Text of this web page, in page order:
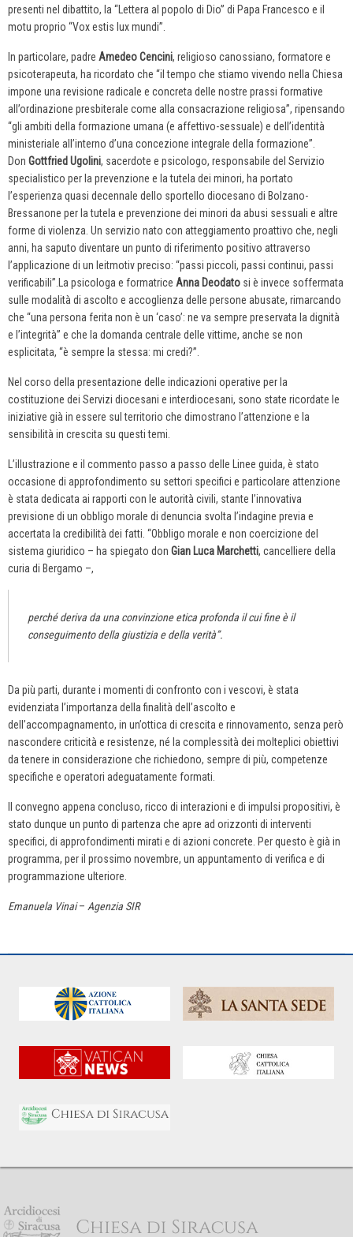
presenti nel dibattito, la “Lettera al popolo di Dio” di Papa Francesco e il
motu proprio “Vox estis lux mundi”.
In particolare, padre Amedeo Cencini, religioso canossiano, formatore e
psicoterapeuta, ha ricordato che “il tempo che stiamo vivendo nella Chiesa
impone una revisione radicale e concreta delle nostre prassi formative
all’ordinazione presbiterale come alla consacrazione religiosa”, ripensando
“gli ambiti della formazione umana (e affettivo-sessuale) e dell’identità
ministeriale all’interno d’una concezione integrale della formazione”.
Don Gottfried Ugolini, sacerdote e psicologo, responsabile del Servizio
specialistico per la prevenzione e la tutela dei minori, ha portato
l’esperienza quasi decennale dello sportello diocesano di Bolzano-
Bressanone per la tutela e prevenzione dei minori da abusi sessuali e altre
forme di violenza. Un servizio nato con atteggiamento proattivo che, negli
anni, ha saputo diventare un punto di riferimento positivo attraverso
l’applicazione di un leitmotiv preciso: “passi piccoli, passi continui, passi
verificabili”.La psicologa e formatrice Anna Deodato si è invece soffermata
sulle modalità di ascolto e accoglienza delle persone abusate, rimarcando
che “una persona ferita non è un ‘caso’: ne va sempre preservata la dignità
e l’integrità” e che la domanda centrale delle vittime, anche se non
esplicitata, “è sempre la stessa: mi credi?”.
Nel corso della presentazione delle indicazioni operative per la
costituzione dei Servizi diocesani e interdiocesani, sono state ricordate le
iniziative già in essere sul territorio che dimostrano l’attenzione e la
sensibilità in crescita su questi temi.
L’illustrazione e il commento passo a passo delle Linee guida, è stato
occasione di approfondimento su settori specifici e particolare attenzione
è stata dedicata ai rapporti con le autorità civili, stante l’innovativa
previsione di un obbligo morale di denuncia svolta l’indagine previa e
accertata la credibilità dei fatti. “Obbligo morale e non coercizione del
sistema giuridico – ha spiegato don Gian Luca Marchetti, cancelliere della
curia di Bergamo –,
perché deriva da una convinzione etica profonda il cui fine è il
conseguimento della giustizia e della verità”.
Da più parti, durante i momenti di confronto con i vescovi, è stata
evidenziata l’importanza della finalità dell’ascolto e
dell’accompagnamento, in un’ottica di crescita e rinnovamento, senza però
nascondere criticità e resistenze, né la complessità dei molteplici obiettivi
da tenere in considerazione che richiedono, sempre di più, competenze
specifiche e operatori adeguatamente formati.
Il convegno appena concluso, ricco di interazioni e di impulsi propositivi, è
stato dunque un punto di partenza che apre ad orizzonti di interventi
specifici, di approfondimenti mirati e di azioni concrete. Per questo è già in
programma, per il prossimo novembre, un appuntamento di verifica e di
programmazione ulteriore.
Emanuela Vinai– Agenzia SIR